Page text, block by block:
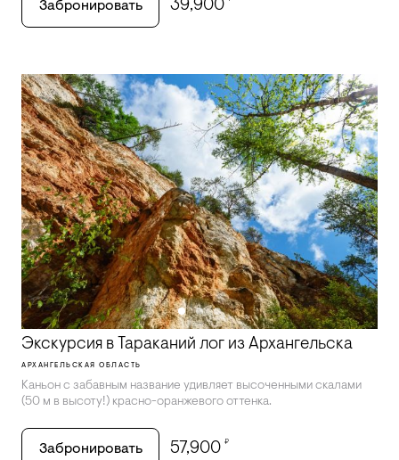
Забронировать 39,900
Экскурсия в Тараканий лог из Архангельска
АРХАНГЕЛЬСКАЯ ОБЛАСТЬ
Каньон с забавным название удивляет высоченными скалами
(50 м в высоту!) красно-оранжевого оттенка.
Забронировать 57,900 ₽